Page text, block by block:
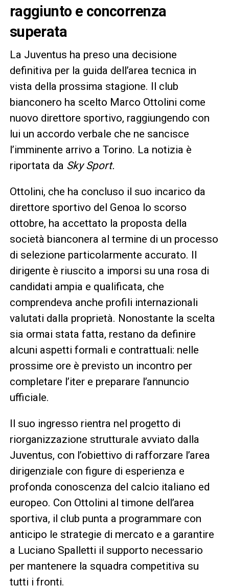
raggiunto e concorrenza
superata
La Juventus ha preso una decisione
definitiva per la guida dell’area tecnica in
vista della prossima stagione. Il club
bianconero ha scelto Marco Ottolini come
nuovo direttore sportivo, raggiungendo con
lui un accordo verbale che ne sancisce
l’imminente arrivo a Torino. La notizia è
riportata da Sky Sport.
Ottolini, che ha concluso il suo incarico da
direttore sportivo del Genoa lo scorso
ottobre, ha accettato la proposta della
società bianconera al termine di un processo
di selezione particolarmente accurato. Il
dirigente è riuscito a imporsi su una rosa di
candidati ampia e qualificata, che
comprendeva anche profili internazionali
valutati dalla proprietà. Nonostante la scelta
sia ormai stata fatta, restano da definire
alcuni aspetti formali e contrattuali: nelle
prossime ore è previsto un incontro per
completare l’iter e preparare l’annuncio
ufficiale.
Il suo ingresso rientra nel progetto di
riorganizzazione strutturale avviato dalla
Juventus, con l’obiettivo di rafforzare l’area
dirigenziale con figure di esperienza e
profonda conoscenza del calcio italiano ed
europeo. Con Ottolini al timone dell’area
sportiva, il club punta a programmare con
anticipo le strategie di mercato e a garantire
a Luciano Spalletti il supporto necessario
per mantenere la squadra competitiva su
tutti i fronti.